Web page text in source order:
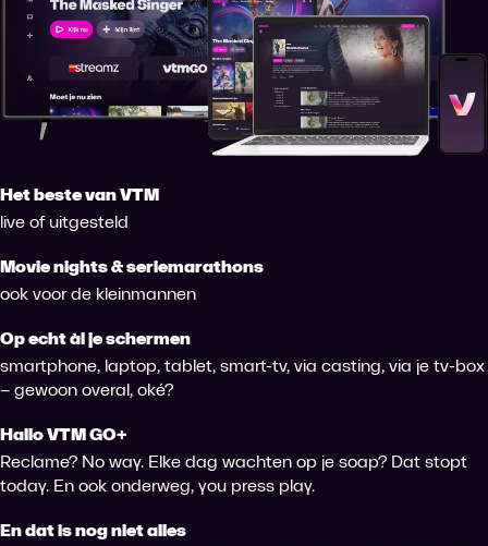
Het beste van VTM
live of uitgesteld
Movie nights & seriemarathons
ook voor de kleinmannen
Op echt àl je schermen
smartphone, laptop, tablet, smart-tv, via casting, via je tv-box
– gewoon overal, oké?
Hallo VTM GO+
Reclame? No way. Elke dag wachten op je soap? Dat stopt
today. En ook onderweg, you press play.
En dat is nog niet alles